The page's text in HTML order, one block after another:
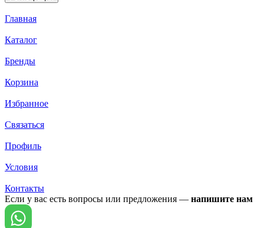
Главная
Каталог
Бренды
Корзина
Избранное
Связаться
Профиль
Условия
Контакты
Если у вас есть вопросы или предложения — напишите нам